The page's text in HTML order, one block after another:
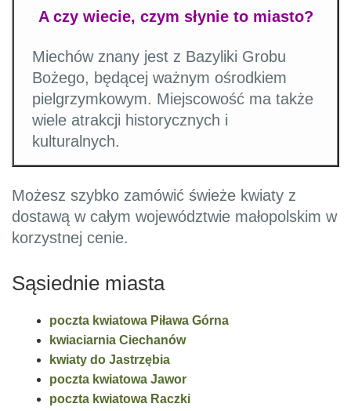
A czy wiecie, czym słynie to miasto?
Miechów znany jest z Bazyliki Grobu
Bożego, będącej ważnym ośrodkiem
pielgrzymkowym. Miejscowość ma także
wiele atrakcji historycznych i
kulturalnych.
Możesz szybko zamówić świeże kwiaty z
dostawą w całym województwie małopolskim w
korzystnej cenie.
Sąsiednie miasta
poczta kwiatowa Piława Górna
kwiaciarnia Ciechanów
kwiaty do Jastrzębia
poczta kwiatowa Jawor
poczta kwiatowa Raczki